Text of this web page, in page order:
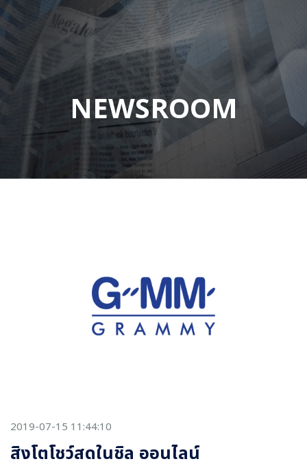
NEWSROOM
2019-07-15 11:44:10
สิงโตโชว์สดในชิล ออนไลน์